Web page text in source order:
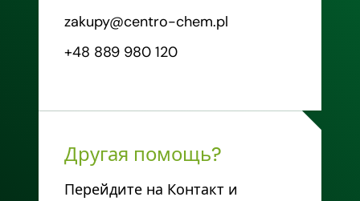
zakupy@centro-chem.pl
+48 889 980 120
Другая помощь?
Перейдите на Контакт и